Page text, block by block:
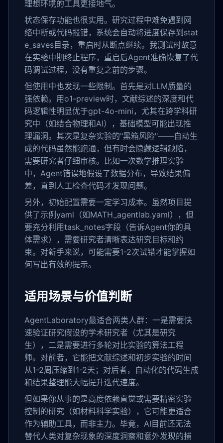
理想环境的工具更接地气。
状态保存功能也很实用。研究过程中难免遇到网
络中断或代码报错，系统会自动将进度保存到stat
e_saves目录，重启时从断点继续。我测试时故意
在实验中期终止程序，重启后Agent准确恢复了代
码调试过程，没有重复之前的步骤。
但使用中也发现一些限制。首先是对LLM质量的
强依赖。用o1-preview时，文献综述的深度和代
码逻辑性明显优于gpt-4o-mini，尤其在跨学科研
究中（如结合物理和AI），基础模型可能出现推
理漏洞。其次是复杂实验的"黑箱风险"——自动生
成的代码虽然能跑通，但有时会隐藏逻辑缺陷，
需要研究者仔细审核。比如一次数学推理实验
中，Agent错误地假设了数据分布，导致结果偏
差，直到人工检查代码才发现问题。
另外，初始配置需要一定学习成本。虽然项目提
供了示例yaml（如MATH_agentlab.yaml），但
要充分利用task_notes字段（告诉Agent你的具
体需求），需要研究者清晰表达研究目标和约
束。对新手来说，可能需要1-2次试错才能掌握如
何写出有效的提示。
适用场景与价值判断
AgentLaboratory最适合两类人群：一是需要快
速验证研究假设的学术研究者（尤其是研究
生），二是需要进行多轮对比实验的算法工程
师。对前者，它能把文献综述和初步实验的时间
从1-2周压缩到1-2天；对后者，自动化的代码生成
和结果整理能大幅提升迭代速度。
但如果你从事的是高度依赖直觉或需要精密实验
控制的研究（如材料科学实验），它可能更适合
作为辅助工具，而非主力。毕竟，AI目前还无法
替代人类对复杂现象的深度洞察和意外发现的捕